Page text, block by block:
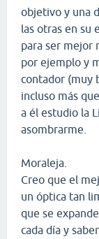
objetivo y una
las otras en su
para ser mejor
por ejemplo y
contador (muy
incluso más
a él estudio la
asombrarme.
Moraleja.
Creo que el
un óptica tan
que se
cada día y